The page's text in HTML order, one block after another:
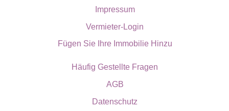
Impressum
Vermieter-Login
Fügen Sie Ihre Immobilie Hinzu
Häufig Gestellte Fragen
AGB
Datenschutz